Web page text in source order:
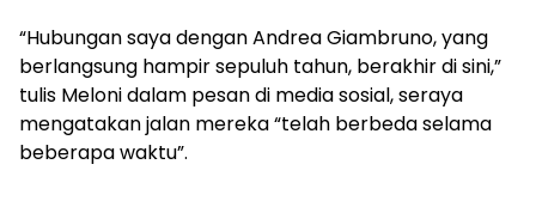
“Hubungan saya dengan Andrea Giambruno, yang
berlangsung hampir sepuluh tahun, berakhir di sini,”
tulis Meloni dalam pesan di media sosial, seraya
mengatakan jalan mereka “telah berbeda selama
beberapa waktu”.